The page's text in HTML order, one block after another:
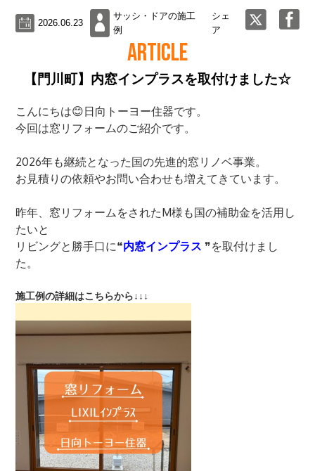
2026.06.23
サッシ・ドアの施工
例
シェ
ア
ARTICLE
【門川町】内窓インプラスを取付けました☆